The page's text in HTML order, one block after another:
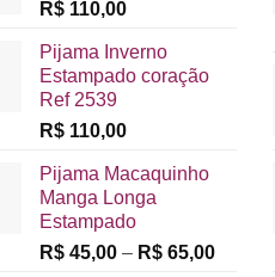
R$ 110,00
Pijama Inverno
Estampado coração
Ref 2539
R$ 110,00
Pijama Macaquinho
Manga Longa
Estampado
R$ 45,00 – R$ 65,00Faixa